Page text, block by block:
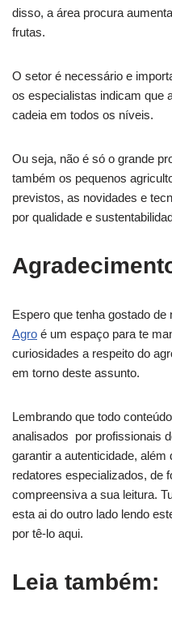
disso, a área procura
frutas.
O setor é necessário e
os especialistas indicam que
cadeia em todos os níveis.
Ou seja, não é só o grande
também os pequenos
previstos, as novidades e
por qualidade e
Espero que tenha gostado
Agro é um espaço para te
curiosidades a respeito do
em torno deste assunto.
Lembrando que todo
analisados por profissionais
garantir a autenticidade,
redatores especializados, de
compreensiva a sua leitura.
esta ai do outro lado lendo
por tê-lo aqui.
Leia também: